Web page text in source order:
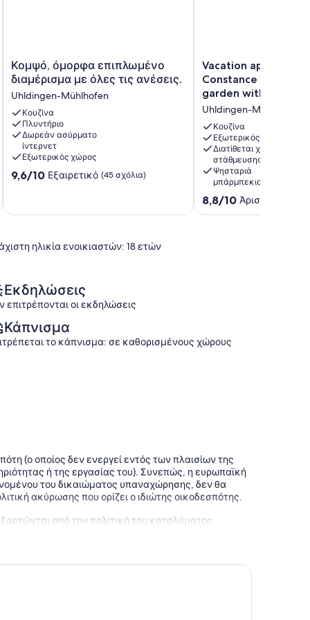
Κομψό,
όμορφα
επιπλωμένο
διαμέρισμα
με
όλες
τις
ανέσεις.
Uhldingen-
Mühlhofen
Κομψό, όμορφα επιπλωμένο
διαμέρισμα με όλες τις ανέσεις.
Uhldingen-Mühlhofen
Κουζίνα
Πλυντήριο
Δωρεάν ασύρματο
ίντερνετ
Εξωτερικός χώρος
9.6
Εξαιρετικό,
9,6/10 Εξαιρετικό (45 σχόλια)
Vacation
apartment
on
Lake
Constance
with
conservatory,
garden
with
barbecue
house
for
up
Vacation apartment
Constance with
garden with
up to 6 people.
Uhldingen-Mühlhofen
Κουζίνα
Εξωτερικός χώρος
Διατίθεται χώρος
στάθμευσης
Ψησταριά
μπάρμπεκιου
8.8
στα
8,8/10 Άριστο
ηλικία ενοικιαστών: 18 ετών
Εκδηλώσεις
επιτρέπονται οι εκδηλώσεις
Κάπνισμα
το κάπνισμα: σε καθορισμένους χώρους
(ο οποίος δεν ενεργεί εντός των πλαισίων της
ή της εργασίας του). Συνεπώς, η ευρωπαϊκή
του δικαιώματος υπαναχώρησης, δεν θα
ακύρωσης που ορίζει ο ιδιώτης οικοδεσπότης.
από την πολιτική του καταλύματος